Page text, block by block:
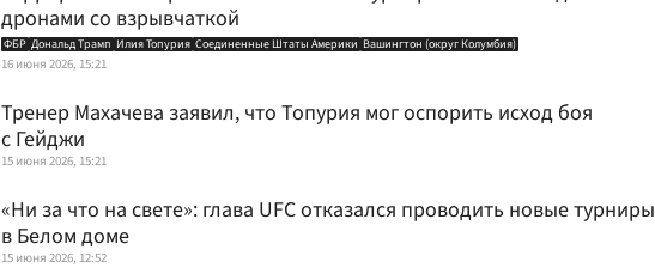
дронами со взрывчаткой
ФБР Дональд Трамп Илия Топурия Соединенные Штаты Америки Вашингтон (округ Колумбия)
16 июня 2026, 15:21
Тренер Махачева заявил, что Топурия мог оспорить исход боя
с Гейджи
15 июня 2026, 15:21
«Ни за что на свете»: глава UFC отказался проводить новые турниры
в Белом доме
15 июня 2026, 12:52